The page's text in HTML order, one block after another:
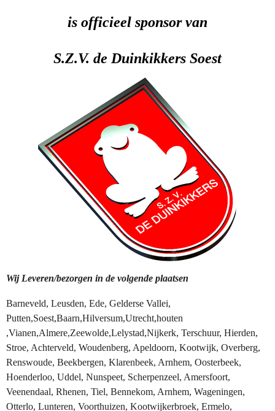
is officieel sponsor van
S.Z.V. de Duinkikkers Soest
Wij Leveren/bezorgen in de volgende plaatsen
Barneveld, Leusden, Ede, Gelderse Vallei,
Putten,Soest,Baarn,Hilversum,Utrecht,houten
,Vianen,Almere,Zeewolde,Lelystad,Nijkerk, Terschuur, Hierden,
Stroe, Achterveld, Woudenberg, Apeldoorn, Kootwijk, Overberg,
Renswoude, Beekbergen, Klarenbeek, Arnhem, Oosterbeek,
Hoenderloo, Uddel, Nunspeet, Scherpenzeel, Amersfoort,
Veenendaal, Rhenen, Tiel, Bennekom, Arnhem, Wageningen,
Otterlo, Lunteren, Voorthuizen, Kootwijkerbroek, Ermelo,